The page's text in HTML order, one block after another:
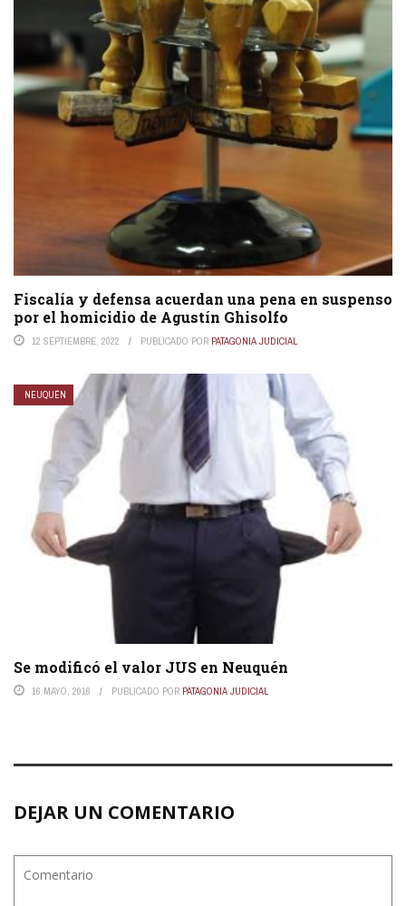
Fiscalía y defensa acuerdan una pena en suspenso
por el homicidio de Agustín Ghisolfo
12 SEPTIEMBRE, 2022 PUBLICADO POR PATAGONIA JUDICIAL
NEUQUÉN
Se modificó el valor JUS en Neuquén
16 MAYO, 2016 PUBLICADO POR PATAGONIA JUDICIAL
DEJAR UN COMENTARIO